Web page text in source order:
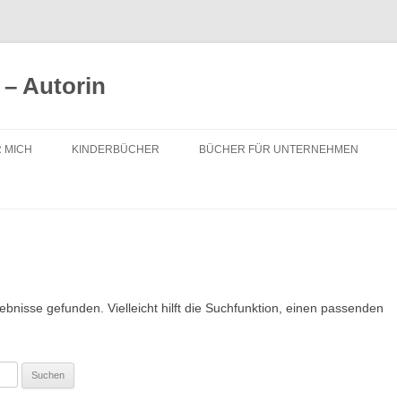
Autorin
MICH KINDERBÜCHER BÜCHER FÜR UNTERNEHMEN
gefunden. Vielleicht hilft die Suchfunktion, einen passenden